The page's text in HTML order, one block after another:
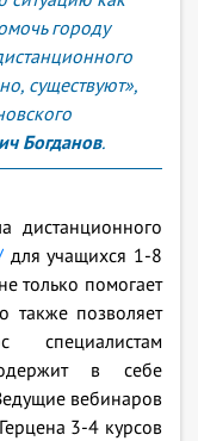
городу
существуют»,
Богданов.
дистанционного
для учащихся 1-8
только помогает
также позволяет
специалистам
в себе
вебинаров
3-4 курсов